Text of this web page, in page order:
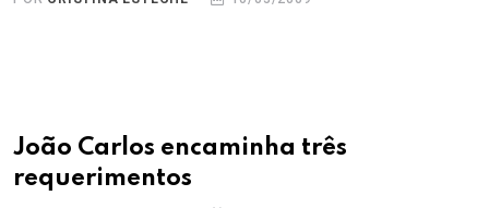
João Carlos encaminha três
requerimentos